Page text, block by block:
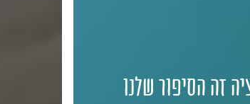
זה הסיפור שלנו